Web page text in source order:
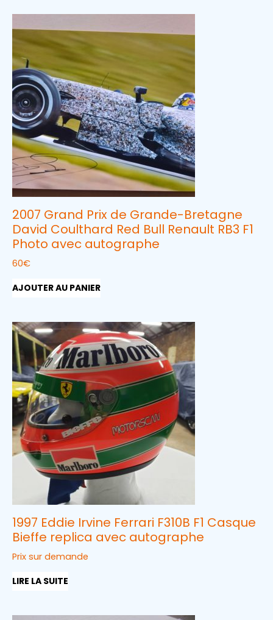
2007 Grand Prix de Grande-Bretagne
David Coulthard Red Bull Renault RB3 F1
Photo avec autographe
60€
AJOUTER AU PANIER
1997 Eddie Irvine Ferrari F310B F1 Casque
Bieffe replica avec autographe
Prix sur demande
LIRE LA SUITE